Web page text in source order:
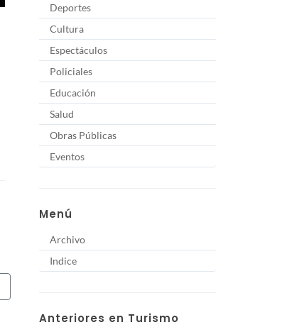
Deportes
Cultura
Espectáculos
Policiales
Educación
Salud
Obras Públicas
Eventos
Menú
Archivo
Indice
Anteriores en Turismo